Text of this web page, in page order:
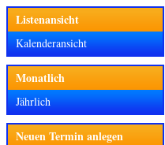
Listenansicht
Kalenderansicht
Monatlich
Jährlich
Neuen Termin anlegen